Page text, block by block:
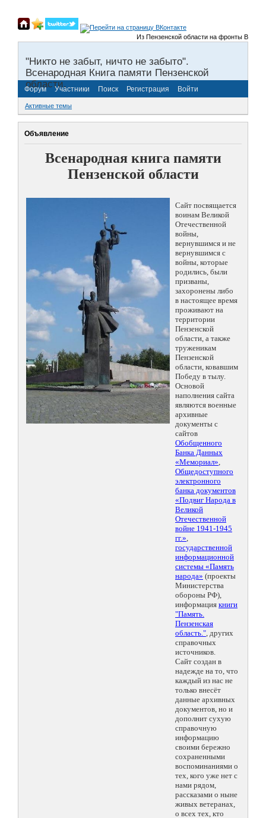
Из Пензенской области на фронты Великой
"Никто не забыт, ничто не забыто".
Всенародная Книга памяти Пензенской
области.
Форум Участники Поиск Регистрация Войти
Активные темы
Объявление
Всенародная книга памяти
Пензенской области
Сайт посвящается
воинам Великой
Отечественной
войны,
вернувшимся и не
вернувшимся с
войны, которые
родились, были
призваны,
захоронены либо
в настоящее время
проживают на
территории
Пензенской
области, а также
труженикам
Пензенской
области, ковавшим
Победу в тылу.
Основой
наполнения сайта
являются военные
архивные
документы с
сайтов
Обобщенного
Банка Данных
«Мемориал»,
Общедоступного
электронного
банка документов
«Подвиг Народа в
Великой
Отечественной
войне 1941-1945
гг.»,
государственной
информационной
системы «Память
народа» (проекты
Министерства
обороны РФ),
информация книги
"Память.
Пензенская
область.", других
справочных
источников.
Сайт создан в
надежде на то, что
каждый из нас не
только внесёт
данные архивных
документов, но и
дополнит сухую
справочную
информацию
своими бережно
сохраненными
воспоминаниями о
тех, кого уже нет с
нами рядом,
рассказами о ныне
живых ветеранах,
о всех тех, кто